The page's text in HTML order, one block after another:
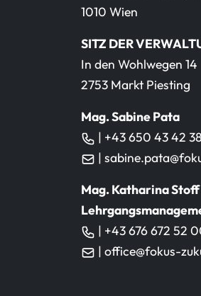
1010 Wien
SITZ DER
In den Wohlwegen 14
2753 Markt Piesting
Mag. Sabine Pata
| +43 650 43 42
|
Mag. Katharina Stoff
| +43 676 672 52
| office@fokus-